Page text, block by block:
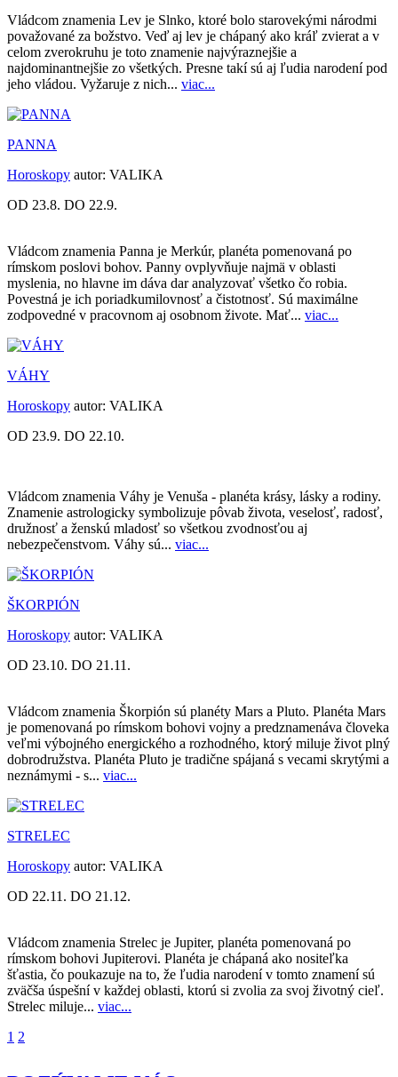
Vládcom znamenia Lev je Slnko, ktoré bolo starovekými národmi
považované za božstvo. Veď aj lev je chápaný ako kráľ zvierat a v
celom zverokruhu je toto znamenie najvýraznejšie a
najdominantnejšie zo všetkých. Presne takí sú aj ľudia narodení pod
jeho vládou. Vyžaruje z nich... viac...
PANNA
Horoskopy autor: VALIKA
OD 23.8. DO 22.9.
Vládcom znamenia Panna je Merkúr, planéta pomenovaná po
rímskom poslovi bohov. Panny ovplyvňuje najmä v oblasti
myslenia, no hlavne im dáva dar analyzovať všetko čo robia.
Povestná je ich poriadkumilovnosť a čistotnosť. Sú maximálne
zodpovedné v pracovnom aj osobnom živote. Mať... viac...
VÁHY
Horoskopy autor: VALIKA
OD 23.9. DO 22.10.
Vládcom znamenia Váhy je Venuša - planéta krásy, lásky a rodiny.
Znamenie astrologicky symbolizuje pôvab života, veselosť, radosť,
družnosť a ženskú mladosť so všetkou zvodnosťou aj
nebezpečenstvom. Váhy sú... viac...
ŠKORPIÓN
Horoskopy autor: VALIKA
OD 23.10. DO 21.11.
Vládcom znamenia Škorpión sú planéty Mars a Pluto. Planéta Mars
je pomenovaná po rímskom bohovi vojny a predznamenáva človeka
veľmi výbojného energického a rozhodného, ktorý miluje život plný
dobrodružstva. Planéta Pluto je tradične spájaná s vecami skrytými a
neznámymi - s... viac...
STRELEC
Horoskopy autor: VALIKA
OD 22.11. DO 21.12.
Vládcom znamenia Strelec je Jupiter, planéta pomenovaná po
rímskom bohovi Jupiterovi. Planéta je chápaná ako nositeľka
šťastia, čo poukazuje na to, že ľudia narodení v tomto znamení sú
zväčša úspešní v každej oblasti, ktorú si zvolia za svoj životný cieľ.
Strelec miluje... viac...
1 2